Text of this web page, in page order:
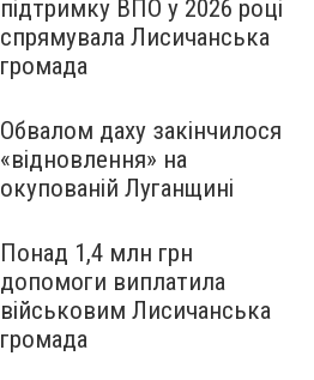
підтримку ВПО у 2026 році
спрямувала Лисичанська
громада
Обвалом даху закінчилося
«відновлення» на
окупованій Луганщині
Понад 1,4 млн грн
допомоги виплатила
військовим Лисичанська
громада